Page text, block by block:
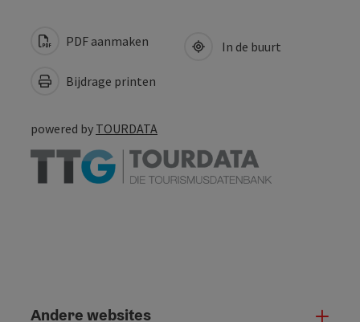
PDF aanmaken
Bijdrage printen
In de buurt
powered by TOURDATA
Andere websites